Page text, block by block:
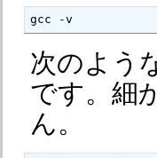
gcc -v
次のよう
です。細
ん。